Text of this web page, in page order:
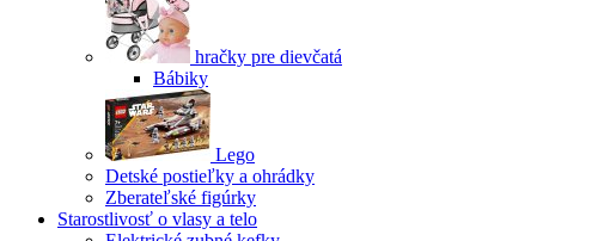
hračky pre dievčatá
Bábiky
Lego
Detské postieľky a ohrádky
Zberateľské figúrky
Starostlivosť o vlasy a telo